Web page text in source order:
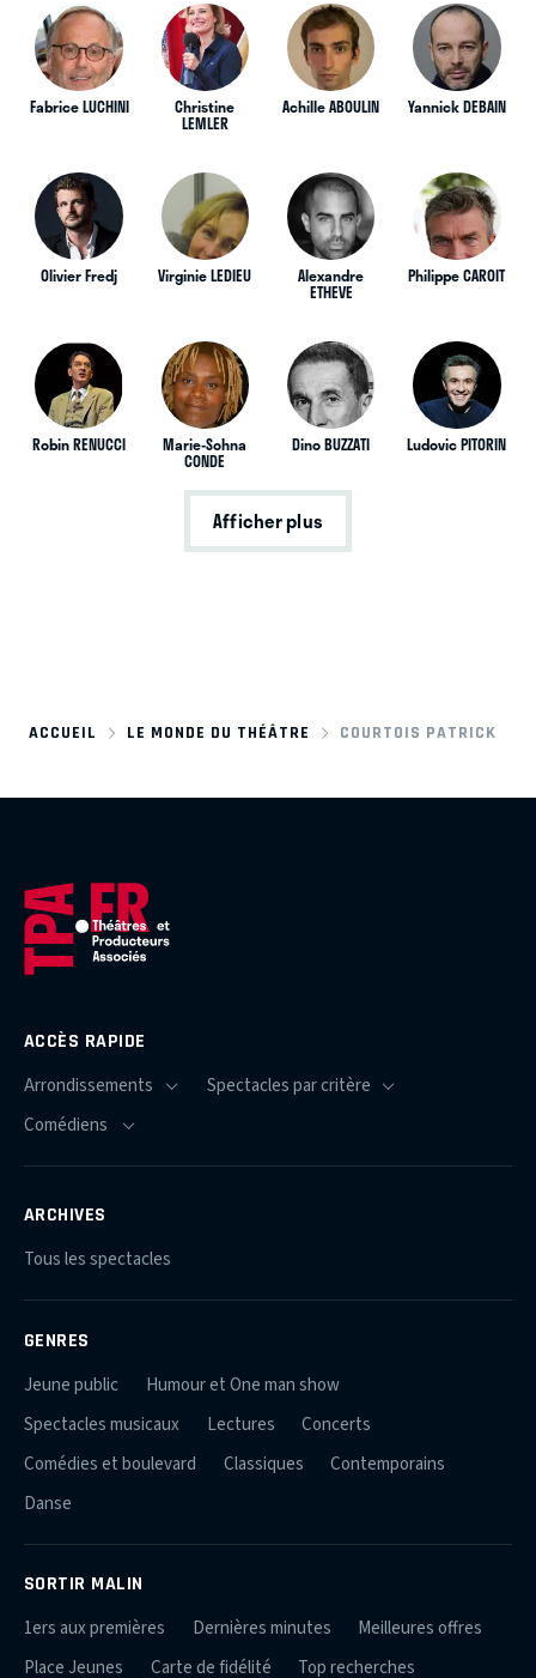
Fabrice LUCHINI Christine
LEMLER
Achille ABOULIN Yannick DEBAIN
Olivier Fredj Virginie LEDIEU Alexandre
ETHEVE
Philippe CAROIT
Robin RENUCCI Marie-Sohna
CONDE
Dino BUZZATI Ludovic PITORIN
Afficher plus
ACCUEIL LE MONDE DU THÉÂTRE COURTOIS PATRICK
ACCÈS RAPIDE
ARCHIVES
Tous les spectacles
GENRES
Jeune public
Humour et One man show
Spectacles musicaux
Lectures
Concerts
Comédies et boulevard
Classiques
Contemporains
Danse
SORTIR MALIN
1ers aux premières Dernières minutes
Meilleures offres
Place Jeunes
Carte de fidélité Top recherches